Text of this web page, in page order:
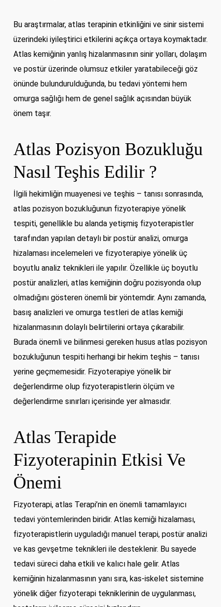
Bu araştırmalar, atlas terapinin etkinliğini ve sinir sistemi
üzerindeki iyileştirici etkilerini açıkça ortaya koymaktadır.
Atlas kemiğinin yanlış hizalanmasının sinir yolları, dolaşım
ve postür üzerinde olumsuz etkiler yaratabileceği göz
önünde bulundurulduğunda, bu tedavi yöntemi hem
omurga sağlığı hem de genel sağlık açısından büyük
önem taşır.
Atlas Pozisyon Bozukluğu
Nasıl Teşhis Edilir ?
İlgili hekimliğin muayenesi ve teşhis – tanısı sonrasında,
atlas pozisyon bozukluğunun fizyoterapiye yönelik
tespiti, genellikle bu alanda yetişmiş fizyoterapistler
tarafından yapılan detaylı bir postür analizi, omurga
hizalaması incelemeleri ve fizyoterapiye yönelik üç
boyutlu analiz teknikleri ile yapılır. Özellikle üç boyutlu
postür analizleri, atlas kemiğinin doğru pozisyonda olup
olmadığını gösteren önemli bir yöntemdir. Aynı zamanda,
basış analizleri ve omurga testleri de atlas kemiği
hizalanmasının dolaylı belirtilerini ortaya çıkarabilir.
Burada önemli ve bilinmesi gereken husus atlas pozisyon
bozukluğunun tespiti herhangi bir hekim teşhis – tanısı
yerine geçmemesidir. Fizyoterapiye yönelik bir
değerlendirme olup fizyoterapistlerin ölçüm ve
değerlendirme sınırları içerisinde yer almasıdır.
Atlas Terapide
Fizyoterapinin Etkisi Ve
Önemi
Fizyoterapi, atlas Terapi’nin en önemli tamamlayıcı
tedavi yöntemlerinden biridir. Atlas kemiği hizalaması,
fizyoterapistlerin uyguladığı manuel terapi, postür analizi
ve kas gevşetme teknikleri ile desteklenir. Bu sayede
tedavi süreci daha etkili ve kalıcı hale gelir. Atlas
kemiğinin hizalanmasının yanı sıra, kas-iskelet sistemine
yönelik diğer fizyoterapi tekniklerinin de uygulanması,